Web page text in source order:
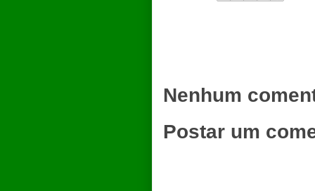
Nenhum
Postar um